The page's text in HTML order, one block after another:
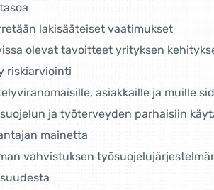
lakisääteiset vaatimukset
olevat tavoitteet yrityksen
riskiarviointi
asiakkaille ja muille
ja työterveyden parhaisiin
mainetta
vahvistuksen